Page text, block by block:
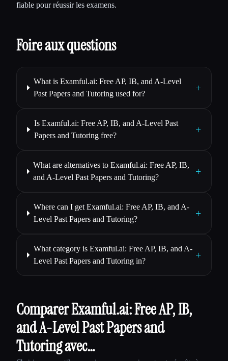
fiable pour réussir les examens.
Foire aux questions
What is Examful.ai: Free AP, IB, and A-Level
Past Papers and Tutoring used for?
+
Is Examful.ai: Free AP, IB, and A-Level Past
Papers and Tutoring free?
+
What are alternatives to Examful.ai: Free AP, IB,
and A-Level Past Papers and Tutoring?
+
Where can I get Examful.ai: Free AP, IB, and A-
Level Past Papers and Tutoring?
+
What category is Examful.ai: Free AP, IB, and A-
Level Past Papers and Tutoring in?
+
Comparer Examful.ai: Free AP, IB,
and A-Level Past Papers and
Tutoring avec…